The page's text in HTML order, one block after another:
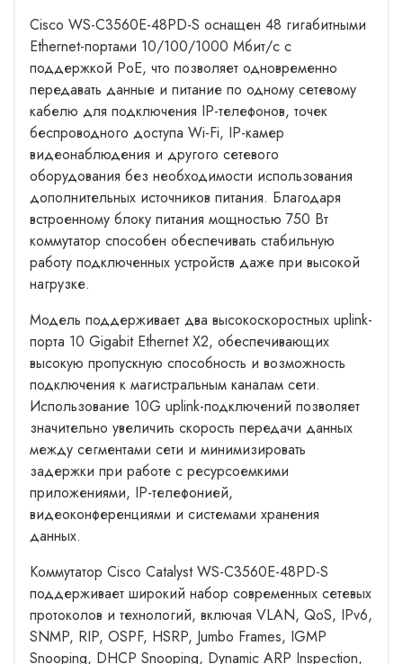
Cisco WS-C3560E-48PD-S оснащен 48 гигабитными
Ethernet-портами 10/100/1000 Мбит/с с
поддержкой PoE, что позволяет одновременно
передавать данные и питание по одному сетевому
кабелю для подключения IP-телефонов, точек
беспроводного доступа Wi-Fi, IP-камер
видеонаблюдения и другого сетевого
оборудования без необходимости использования
дополнительных источников питания. Благодаря
встроенному блоку питания мощностью 750 Вт
коммутатор способен обеспечивать стабильную
работу подключенных устройств даже при высокой
нагрузке.
Модель поддерживает два высокоскоростных uplink-
порта 10 Gigabit Ethernet X2, обеспечивающих
высокую пропускную способность и возможность
подключения к магистральным каналам сети.
Использование 10G uplink-подключений позволяет
значительно увеличить скорость передачи данных
между сегментами сети и минимизировать
задержки при работе с ресурсоемкими
приложениями, IP-телефонией,
видеоконференциями и системами хранения
данных.
Коммутатор Cisco Catalyst WS-C3560E-48PD-S
поддерживает широкий набор современных сетевых
протоколов и технологий, включая VLAN, QoS, IPv6,
SNMP, RIP, OSPF, HSRP, Jumbo Frames, IGMP
Snooping, DHCP Snooping, Dynamic ARP Inspection,